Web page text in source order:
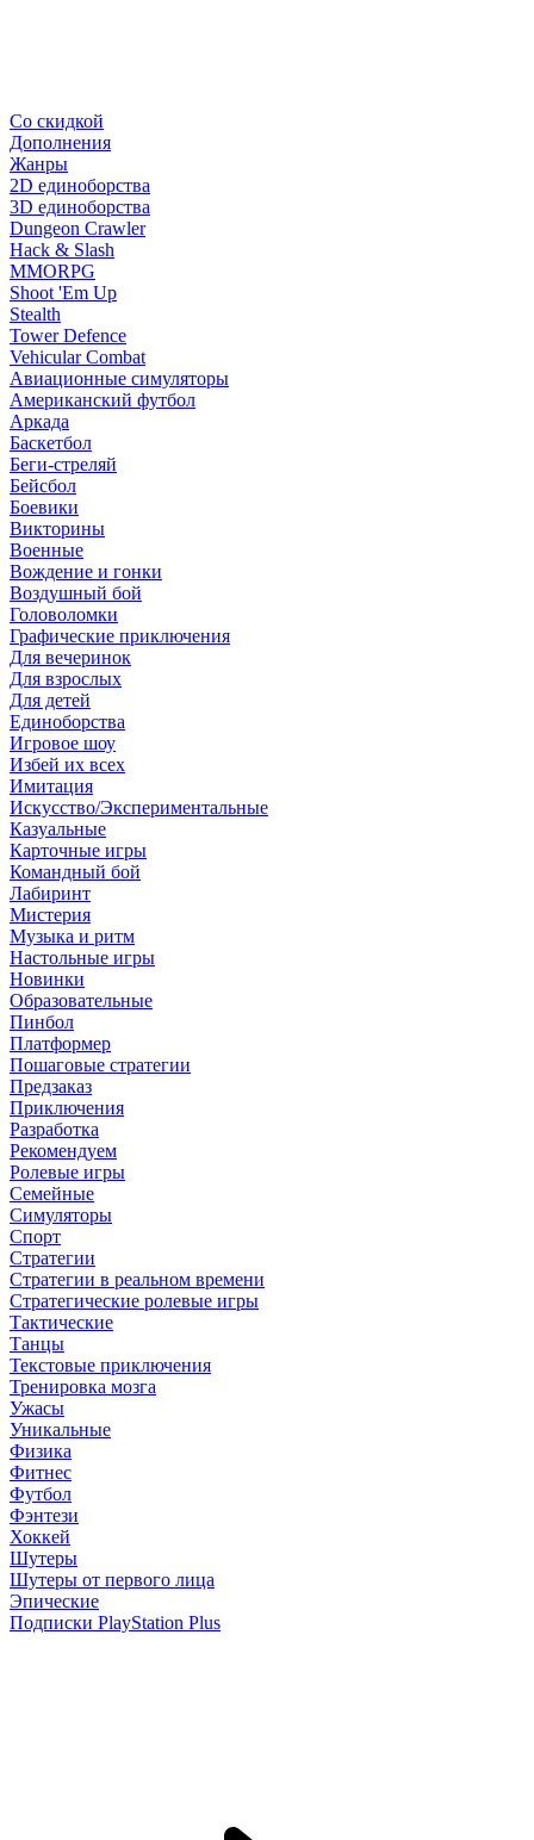
Со скидкой
Дополнения
Жанры
2D единоборства
3D единоборства
Dungeon Crawler
Hack & Slash
MMORPG
Shoot 'Em Up
Stealth
Tower Defence
Vehicular Combat
Авиационные симуляторы
Американский футбол
Аркада
Баскетбол
Беги-стреляй
Бейсбол
Боевики
Викторины
Военные
Вождение и гонки
Воздушный бой
Головоломки
Графические приключения
Для вечеринок
Для взрослых
Для детей
Единоборства
Игровое шоу
Избей их всех
Имитация
Искусство/Экспериментальные
Казуальные
Карточные игры
Командный бой
Лабиринт
Мистерия
Музыка и ритм
Настольные игры
Новинки
Образовательные
Пинбол
Платформер
Пошаговые стратегии
Предзаказ
Приключения
Разработка
Рекомендуем
Ролевые игры
Семейные
Симуляторы
Спорт
Стратегии
Стратегии в реальном времени
Стратегические ролевые игры
Тактические
Танцы
Текстовые приключения
Тренировка мозга
Ужасы
Уникальные
Физика
Фитнес
Футбол
Фэнтези
Хоккей
Шутеры
Шутеры от первого лица
Эпические
Подписки PlayStation Plus